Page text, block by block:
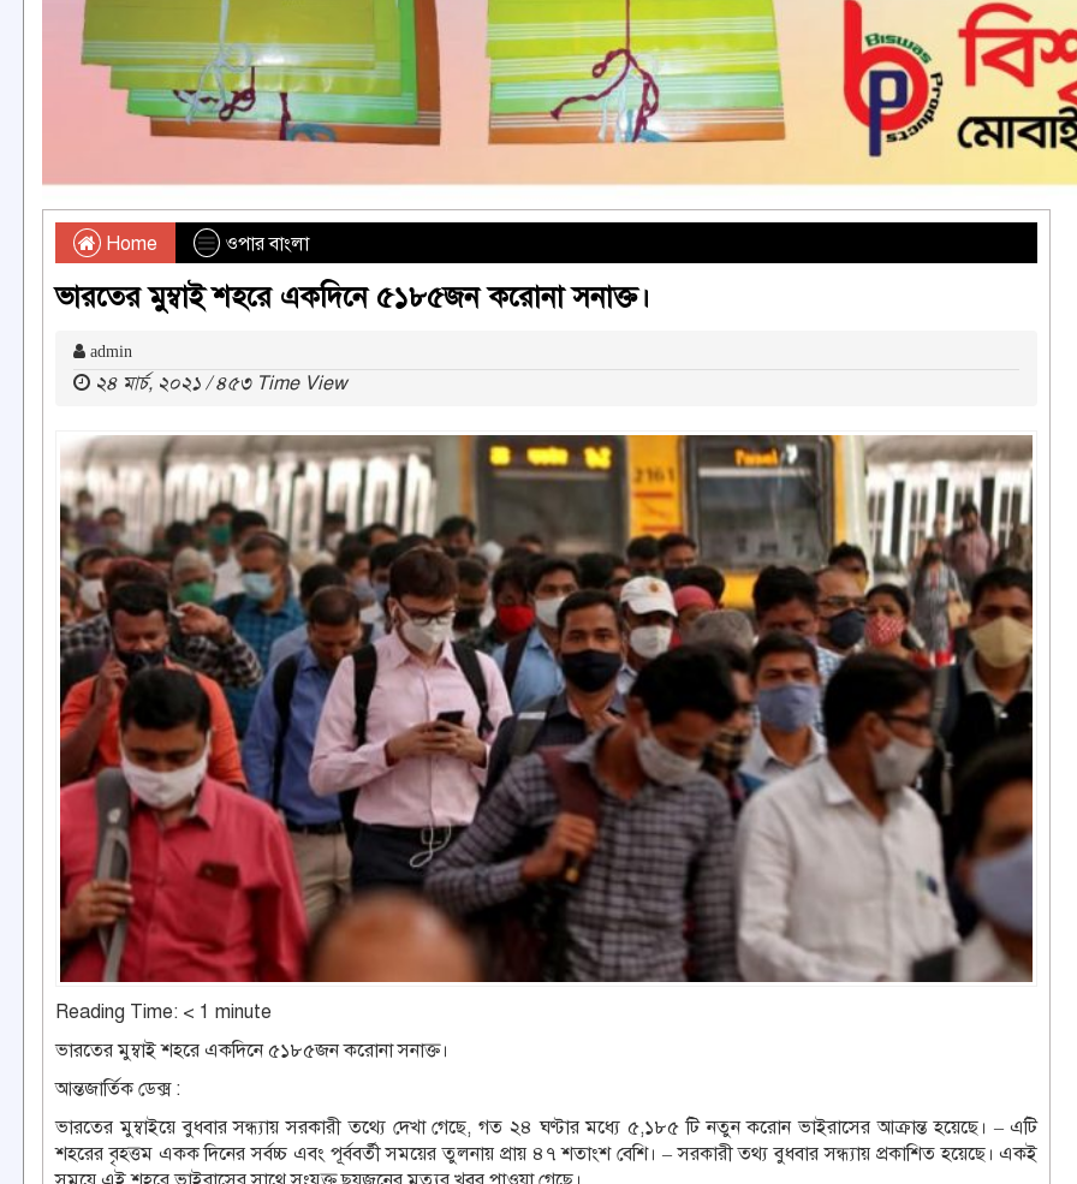
Home ওপার বাংলা
ভারতের মুম্বাই শহরে একদিনে ৫১৮৫জন করোনা সনাক্ত।
admin
২৪ মার্চ, ২০২১ / ৪৫৩ Time View
Reading Time: < 1 minute
ভারতের মুম্বাই শহরে একদিনে ৫১৮৫জন করোনা সনাক্ত।
আন্তজার্তিক ডেক্স :
ভারতের মুম্বাইয়ে বুধবার সন্ধ্যায় সরকারী তথ্যে দেখা গেছে, গত ২৪ ঘণ্টার মধ্যে ৫,১৮৫ টি নতুন করোন ভাইরাসের আক্রান্ত হয়েছে। – এটি
শহরের বৃহত্তম একক দিনের সর্বচ্চ এবং পূর্ববর্তী সময়ের তুলনায় প্রায় ৪৭ শতাংশ বেশি। – সরকারী তথ্য বুধবার সন্ধ্যায় প্রকাশিত হয়েছে। একই